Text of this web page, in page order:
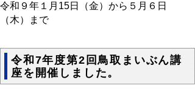
令和９年１月15日（金）から５月６日
（木）まで
令和7年度第2回鳥取まいぶん講
座を開催しました。